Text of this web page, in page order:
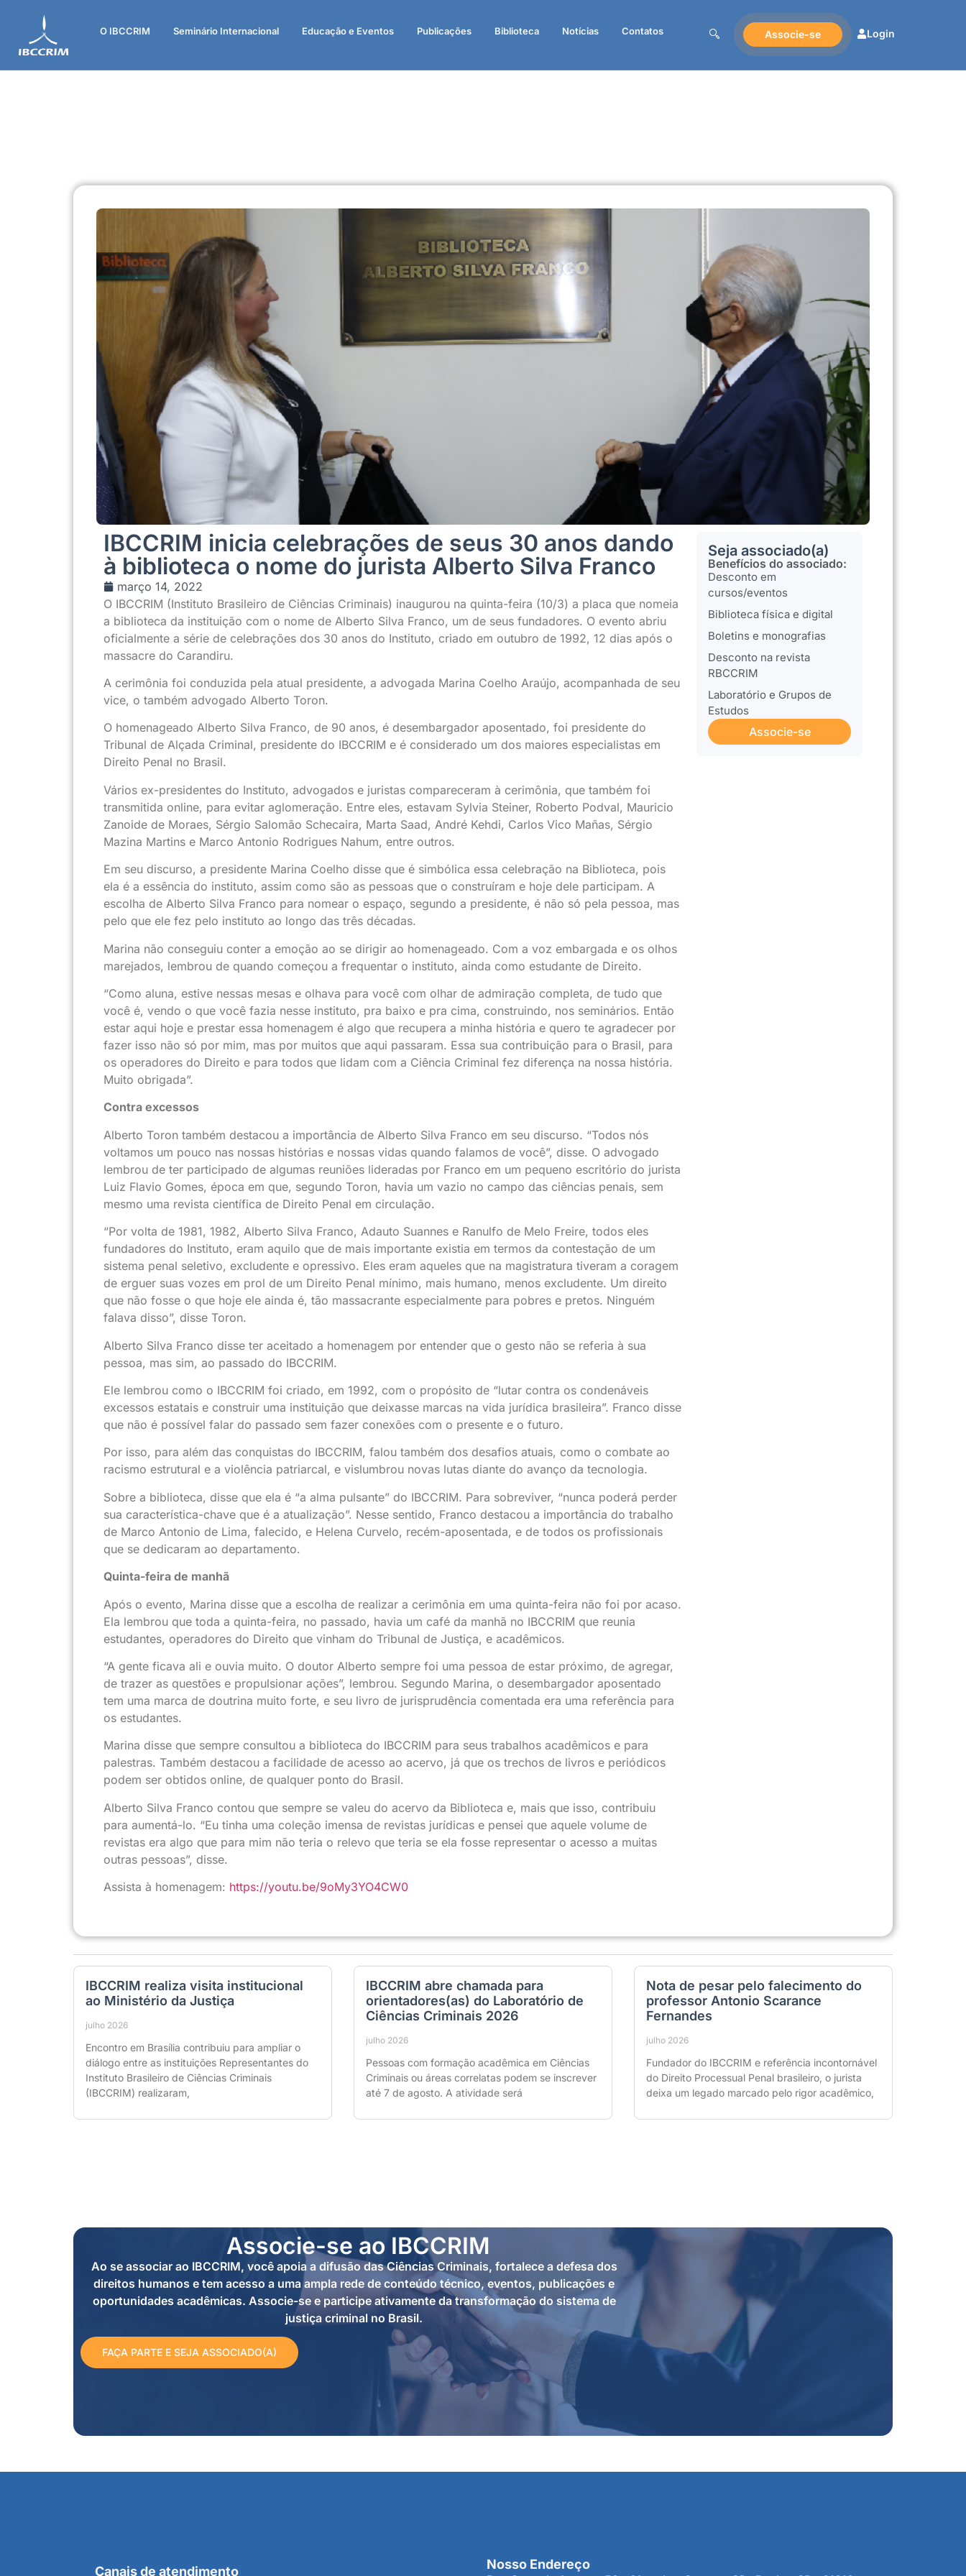
O IBCCRIM Seminário Internacional Educação e Eventos Publicações Biblioteca Notícias Contatos Associe-se Login
IBCCRIM inicia celebrações de seus 30 anos dando
à biblioteca o nome do jurista Alberto Silva Franco
março 14, 2022
O IBCCRIM (Instituto Brasileiro de Ciências Criminais) inaugurou na quinta-feira (10/3) a placa que nomeia
a biblioteca da instituição com o nome de Alberto Silva Franco, um de seus fundadores. O evento abriu
oficialmente a série de celebrações dos 30 anos do Instituto, criado em outubro de 1992, 12 dias após o
massacre do Carandiru.
A cerimônia foi conduzida pela atual presidente, a advogada Marina Coelho Araújo, acompanhada de seu
vice, o também advogado Alberto Toron.
O homenageado Alberto Silva Franco, de 90 anos, é desembargador aposentado, foi presidente do
Tribunal de Alçada Criminal, presidente do IBCCRIM e é considerado um dos maiores especialistas em
Direito Penal no Brasil.
Vários ex-presidentes do Instituto, advogados e juristas compareceram à cerimônia, que também foi
transmitida online, para evitar aglomeração. Entre eles, estavam Sylvia Steiner, Roberto Podval, Mauricio
Zanoide de Moraes, Sérgio Salomão Schecaira, Marta Saad, André Kehdi, Carlos Vico Mañas, Sérgio
Mazina Martins e Marco Antonio Rodrigues Nahum, entre outros.
Em seu discurso, a presidente Marina Coelho disse que é simbólica essa celebração na Biblioteca, pois
ela é a essência do instituto, assim como são as pessoas que o construíram e hoje dele participam. A
escolha de Alberto Silva Franco para nomear o espaço, segundo a presidente, é não só pela pessoa, mas
pelo que ele fez pelo instituto ao longo das três décadas.
Marina não conseguiu conter a emoção ao se dirigir ao homenageado. Com a voz embargada e os olhos
marejados, lembrou de quando começou a frequentar o instituto, ainda como estudante de Direito.
“Como aluna, estive nessas mesas e olhava para você com olhar de admiração completa, de tudo que
você é, vendo o que você fazia nesse instituto, pra baixo e pra cima, construindo, nos seminários. Então
estar aqui hoje e prestar essa homenagem é algo que recupera a minha história e quero te agradecer por
fazer isso não só por mim, mas por muitos que aqui passaram. Essa sua contribuição para o Brasil, para
os operadores do Direito e para todos que lidam com a Ciência Criminal fez diferença na nossa história.
Muito obrigada”.
Contra excessos
Alberto Toron também destacou a importância de Alberto Silva Franco em seu discurso. “Todos nós
voltamos um pouco nas nossas histórias e nossas vidas quando falamos de você”, disse. O advogado
lembrou de ter participado de algumas reuniões lideradas por Franco em um pequeno escritório do jurista
Luiz Flavio Gomes, época em que, segundo Toron, havia um vazio no campo das ciências penais, sem
mesmo uma revista científica de Direito Penal em circulação.
“Por volta de 1981, 1982, Alberto Silva Franco, Adauto Suannes e Ranulfo de Melo Freire, todos eles
fundadores do Instituto, eram aquilo que de mais importante existia em termos da contestação de um
sistema penal seletivo, excludente e opressivo. Eles eram aqueles que na magistratura tiveram a coragem
de erguer suas vozes em prol de um Direito Penal mínimo, mais humano, menos excludente. Um direito
que não fosse o que hoje ele ainda é, tão massacrante especialmente para pobres e pretos. Ninguém
falava disso”, disse Toron.
Alberto Silva Franco disse ter aceitado a homenagem por entender que o gesto não se referia à sua
pessoa, mas sim, ao passado do IBCCRIM.
Ele lembrou como o IBCCRIM foi criado, em 1992, com o propósito de “lutar contra os condenáveis
excessos estatais e construir uma instituição que deixasse marcas na vida jurídica brasileira”. Franco disse
que não é possível falar do passado sem fazer conexões com o presente e o futuro.
Por isso, para além das conquistas do IBCCRIM, falou também dos desafios atuais, como o combate ao
racismo estrutural e a violência patriarcal, e vislumbrou novas lutas diante do avanço da tecnologia.
Sobre a biblioteca, disse que ela é “a alma pulsante” do IBCCRIM. Para sobreviver, “nunca poderá perder
sua característica-chave que é a atualização”. Nesse sentido, Franco destacou a importância do trabalho
de Marco Antonio de Lima, falecido, e Helena Curvelo, recém-aposentada, e de todos os profissionais
que se dedicaram ao departamento.
Quinta-feira de manhã
Após o evento, Marina disse que a escolha de realizar a cerimônia em uma quinta-feira não foi por acaso.
Ela lembrou que toda a quinta-feira, no passado, havia um café da manhã no IBCCRIM que reunia
estudantes, operadores do Direito que vinham do Tribunal de Justiça, e acadêmicos.
“A gente ficava ali e ouvia muito. O doutor Alberto sempre foi uma pessoa de estar próximo, de agregar,
de trazer as questões e propulsionar ações”, lembrou. Segundo Marina, o desembargador aposentado
tem uma marca de doutrina muito forte, e seu livro de jurisprudência comentada era uma referência para
os estudantes.
Marina disse que sempre consultou a biblioteca do IBCCRIM para seus trabalhos acadêmicos e para
palestras. Também destacou a facilidade de acesso ao acervo, já que os trechos de livros e periódicos
podem ser obtidos online, de qualquer ponto do Brasil.
Alberto Silva Franco contou que sempre se valeu do acervo da Biblioteca e, mais que isso, contribuiu
para aumentá-lo. “Eu tinha uma coleção imensa de revistas jurídicas e pensei que aquele volume de
revistas era algo que para mim não teria o relevo que teria se ela fosse representar o acesso a muitas
outras pessoas”, disse.
Assista à homenagem: https://youtu.be/9oMy3YO4CW0
Seja associado(a)
Benefícios do associado:
Desconto em
cursos/eventos
Biblioteca física e digital
Boletins e monografias
Desconto na revista
RBCCRIM
Laboratório e Grupos de
Estudos
Associe-se
IBCCRIM realiza visita institucional
ao Ministério da Justiça
julho 2026
Encontro em Brasília contribuiu para ampliar o
diálogo entre as instituições Representantes do
Instituto Brasileiro de Ciências Criminais
(IBCCRIM) realizaram,
IBCCRIM abre chamada para
orientadores(as) do Laboratório de
Ciências Criminais 2026
julho 2026
Pessoas com formação acadêmica em Ciências
Criminais ou áreas correlatas podem se inscrever
até 7 de agosto. A atividade será
Nota de pesar pelo falecimento do
professor Antonio Scarance
Fernandes
julho 2026
Fundador do IBCCRIM e referência incontornável
do Direito Processual Penal brasileiro, o jurista
deixa um legado marcado pelo rigor acadêmico,
Associe-se ao IBCCRIM
Ao se associar ao IBCCRIM, você apoia a difusão das Ciências Criminais, fortalece a defesa dos
direitos humanos e tem acesso a uma ampla rede de conteúdo técnico, eventos, publicações e
oportunidades acadêmicas. Associe-se e participe ativamente da transformação do sistema de
justiça criminal no Brasil.
FAÇA PARTE E SEJA ASSOCIADO(A)
Canais de atendimento Nosso Endereço